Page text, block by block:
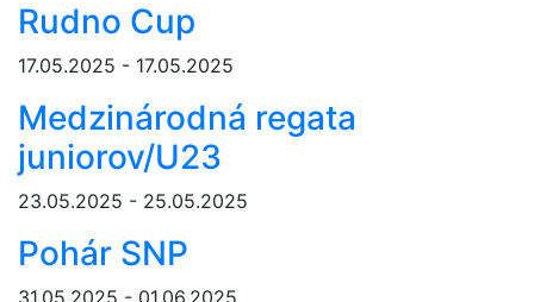
Rudno Cup
17.05.2025 - 17.05.2025
Medzinárodná regata
juniorov/U23
23.05.2025 - 25.05.2025
Pohár SNP